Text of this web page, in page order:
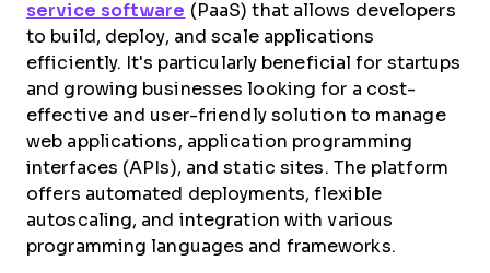
service software (PaaS) that allows developers
to build, deploy, and scale applications
efficiently. It's particularly beneficial for startups
and growing businesses looking for a cost-
effective and user-friendly solution to manage
web applications, application programming
interfaces (APIs), and static sites. The platform
offers automated deployments, flexible
autoscaling, and integration with various
programming languages and frameworks.